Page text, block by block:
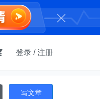
登录 /注册
写文章